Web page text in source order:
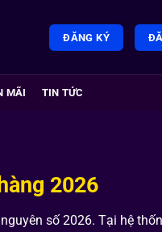
ĐĂNG KÝ
MÃI TIN TỨC
2026
số 2026. Tại hệ